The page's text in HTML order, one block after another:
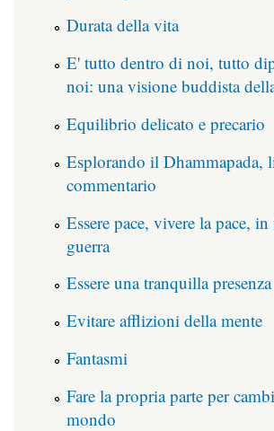
Durata della vita
E' tutto dentro di noi, tutto
noi: una visione buddista
Equilibrio delicato e precario
Esplorando il Dhammapada,
commentario
Essere pace, vivere la pace,
guerra
Essere una tranquilla presenza
Evitare afflizioni della mente
Fantasmi
Fare la propria parte per
mondo